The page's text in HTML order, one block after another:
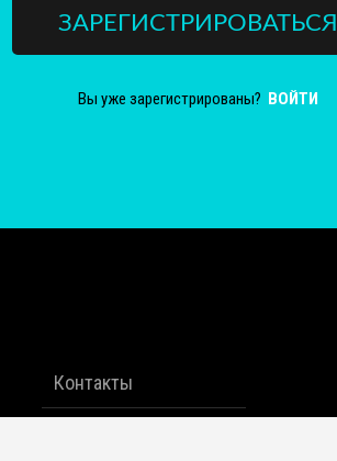
ЗАРЕГИСТРИРОВАТЬСЯ
Вы уже зарегистрированы? ВОЙТИ
Контакты